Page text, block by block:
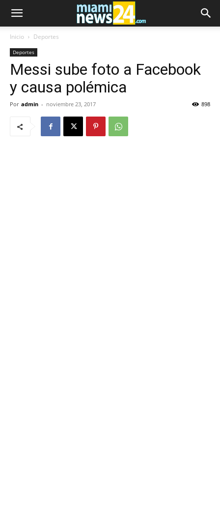
Inicio Deportes
Deportes
Messi sube foto a Facebook
y causa polémica
Por admin - noviembre 23, 2017 898